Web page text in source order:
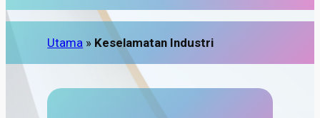
Utama » Keselamatan Industri